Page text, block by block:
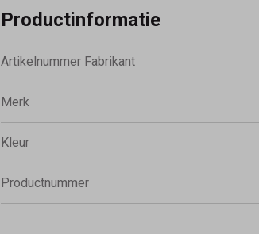
Productinformatie
Artikelnummer Fabrikant
Merk
Kleur
Productnummer